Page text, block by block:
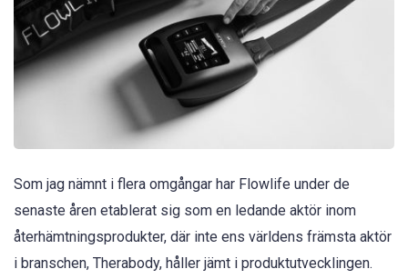
Som jag nämnt i flera omgångar har Flowlife under de
senaste åren etablerat sig som en ledande aktör inom
återhämtningsprodukter, där inte ens världens främsta aktör
i branschen, Therabody, håller jämt i produktutvecklingen.